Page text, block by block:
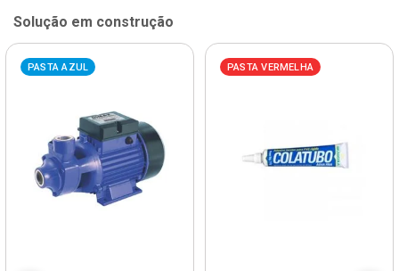
Solução em construção
PASTA AZUL PASTA VERMELHA